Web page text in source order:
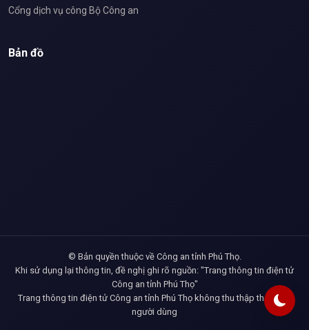
Cổng dịch vụ công Bộ Công an
Bản đồ
© Bản quyền thuộc về Công an tỉnh Phú Thọ.
Khi sử dụng lại thông tin, đề nghị ghi rõ nguồn: "Trang thông tin điện tử
Công an tỉnh Phú Thọ"
Trang thông tin điện tử Công an tỉnh Phú Thọ không thu thập thông tin
người dùng